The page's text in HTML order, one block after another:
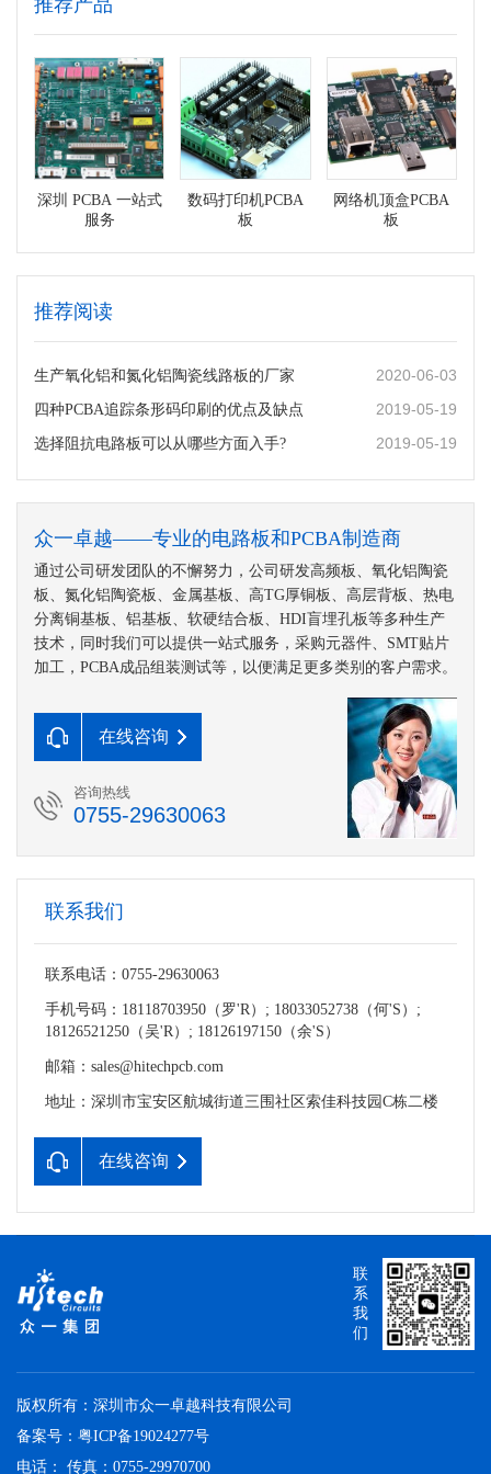
推荐产品
深圳 PCBA 一站式
服务
数码打印机PCBA
板
网络机顶盒PCBA
板
推荐阅读
生产氧化铝和氮化铝陶瓷线路板的厂家 2020-06-03
四种PCBA追踪条形码印刷的优点及缺点 2019-05-19
选择阻抗电路板可以从哪些方面入手? 2019-05-19
众一卓越——专业的电路板和PCBA制造商
通过公司研发团队的不懈努力，公司研发高频板、氧化铝陶瓷
板、氮化铝陶瓷板、金属基板、高TG厚铜板、高层背板、热电
分离铜基板、铝基板、软硬结合板、HDI盲埋孔板等多种生产
技术，同时我们可以提供一站式服务，采购元器件、SMT贴片
加工，PCBA成品组装测试等，以便满足更多类别的客户需求。
在线咨询
咨询热线
0755-29630063
联系我们
联系电话：0755-29630063
手机号码：18118703950（罗'R）; 18033052738（何'S）;
18126521250（吴'R）; 18126197150（余'S）
邮箱：sales@hitechpcb.com
地址：深圳市宝安区航城街道三围社区索佳科技园C栋二楼
在线咨询
版权所有：深圳市众一卓越科技有限公司
备案号： 粤ICP备19024277号
电话： 传真：0755-29970700
联
系
我
们